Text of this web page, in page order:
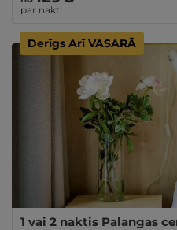
par nakti
Derīgs Arī VASARĀ
1 vai 2 naktis Palangas